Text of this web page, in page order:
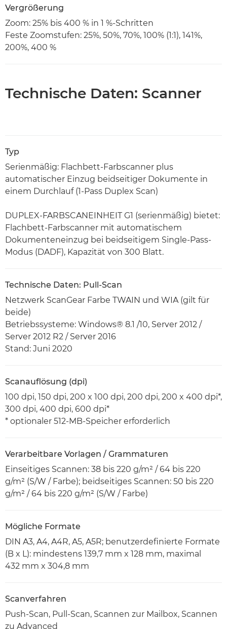
Vergrößerung
Zoom: 25% bis 400 % in 1 %-Schritten
Feste Zoomstufen: 25%, 50%, 70%, 100% (1:1), 141%,
200%, 400 %
Technische Daten: Scanner
Typ
Serienmäßig: Flachbett-Farbscanner plus
automatischer Einzug beidseitiger Dokumente in
einem Durchlauf (1-Pass Duplex Scan)
DUPLEX-FARBSCANEINHEIT G1 (serienmäßig) bietet:
Flachbett-Farbscanner mit automatischem
Dokumenteneinzug bei beidseitigem Single-Pass-
Modus (DADF), Kapazität von 300 Blatt.
Technische Daten: Pull-Scan
Netzwerk ScanGear Farbe TWAIN und WIA (gilt für
beide)
Betriebssysteme: Windows® 8.1 /10, Server 2012 /
Server 2012 R2 / Server 2016
Stand: Juni 2020
Scanauflösung (dpi)
100 dpi, 150 dpi, 200 x 100 dpi, 200 dpi, 200 x 400 dpi*,
300 dpi, 400 dpi, 600 dpi*
* optionaler 512-MB-Speicher erforderlich
Verarbeitbare Vorlagen / Grammaturen
Einseitiges Scannen: 38 bis 220 g/m² / 64 bis 220
g/m² (S/W / Farbe); beidseitiges Scannen: 50 bis 220
g/m² / 64 bis 220 g/m² (S/W / Farbe)
Mögliche Formate
DIN A3, A4, A4R, A5, A5R; benutzerdefinierte Formate
(B x L): mindestens 139,7 mm x 128 mm, maximal
432 mm x 304,8 mm
Scanverfahren
Push-Scan, Pull-Scan, Scannen zur Mailbox, Scannen
zu Advanced